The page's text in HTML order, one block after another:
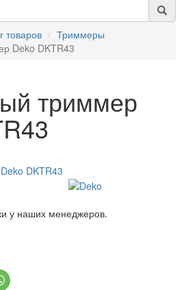
товаров
Триммеры
Deko DKTR43
триммер
у наших менеджеров.